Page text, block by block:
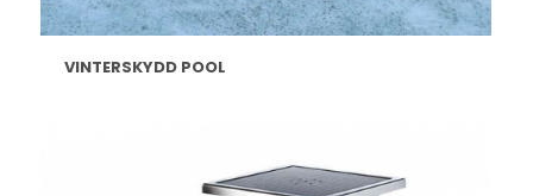
VINTERSKYDD POOL